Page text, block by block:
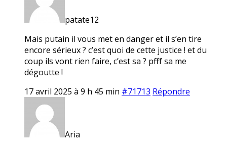
patate12
Mais putain il vous met en danger et il s’en tire
encore sérieux ? c’est quoi de cette justice ! et du
coup ils vont rien faire, c’est sa ? pfff sa me
dégoutte !
17 avril 2025 à 9 h 45 min #71713 Répondre
Aria